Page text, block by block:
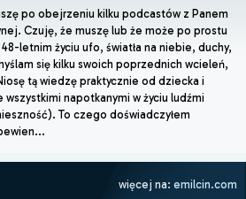
po obejrzeniu kilku podcastów z Panem
Czuję, że muszę lub że może po prostu
letnim życiu ufo, światła na niebie, duchy,
się kilku swoich poprzednich wcieleń,
tą wiedzę praktycznie od dziecka i
napotkanymi w życiu ludźmi
To czego doświadczyłem
więcej na: emilcin.com